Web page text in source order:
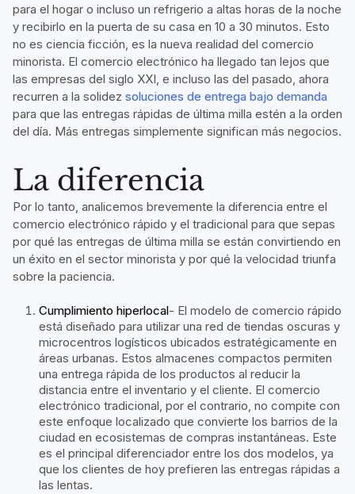
para el hogar o incluso un refrigerio a altas horas de la noche
y recibirlo en la puerta de su casa en 10 a 30 minutos. Esto
no es ciencia ficción, es la nueva realidad del comercio
minorista. El comercio electrónico ha llegado tan lejos que
las empresas del siglo XXI, e incluso las del pasado, ahora
recurren a la solidez soluciones de entrega bajo demanda
para que las entregas rápidas de última milla estén a la orden
del día. Más entregas simplemente significan más negocios.
La diferencia
Por lo tanto, analicemos brevemente la diferencia entre el
comercio electrónico rápido y el tradicional para que sepas
por qué las entregas de última milla se están convirtiendo en
un éxito en el sector minorista y por qué la velocidad triunfa
sobre la paciencia.
Cumplimiento hiperlocal- El modelo de comercio rápido
está diseñado para utilizar una red de tiendas oscuras y
microcentros logísticos ubicados estratégicamente en
áreas urbanas. Estos almacenes compactos permiten
una entrega rápida de los productos al reducir la
distancia entre el inventario y el cliente. El comercio
electrónico tradicional, por el contrario, no compite con
este enfoque localizado que convierte los barrios de la
ciudad en ecosistemas de compras instantáneas. Este
es el principal diferenciador entre los dos modelos, ya
que los clientes de hoy prefieren las entregas rápidas a
las lentas.